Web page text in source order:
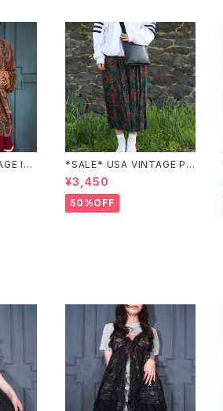
Ind
E
JAC
ワー
*SALE* USA VINTAGE PAI
SLEY PATTERNED DESIG
N SKIRT/アメリカ古着ペイズ
リー柄デザインスカート
¥3,450
50%OFF